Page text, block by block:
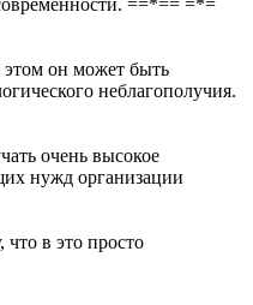
этом он может быть
неблагополучия.
очень высокое
нужд организации
в это просто